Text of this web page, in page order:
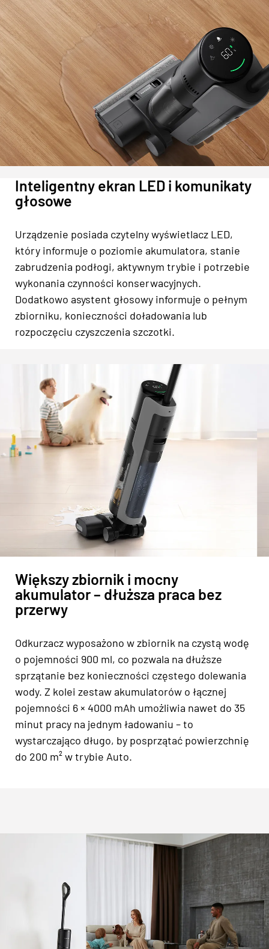
Inteligentny ekran LED i komunikaty
głosowe
Urządzenie posiada czytelny wyświetlacz LED,
który informuje o poziomie akumulatora, stanie
zabrudzenia podłogi, aktywnym trybie i potrzebie
wykonania czynności konserwacyjnych.
Dodatkowo asystent głosowy informuje o pełnym
zbiorniku, konieczności doładowania lub
rozpoczęciu czyszczenia szczotki.
Większy zbiornik i mocny
akumulator – dłuższa praca bez
przerwy
Odkurzacz wyposażono w zbiornik na czystą wodę
o pojemności 900 ml, co pozwala na dłuższe
sprzątanie bez konieczności częstego dolewania
wody. Z kolei zestaw akumulatorów o łącznej
pojemności 6 × 4000 mAh umożliwia nawet do 35
minut pracy na jednym ładowaniu – to
wystarczająco długo, by posprzątać powierzchnię
do 200 m² w trybie Auto.